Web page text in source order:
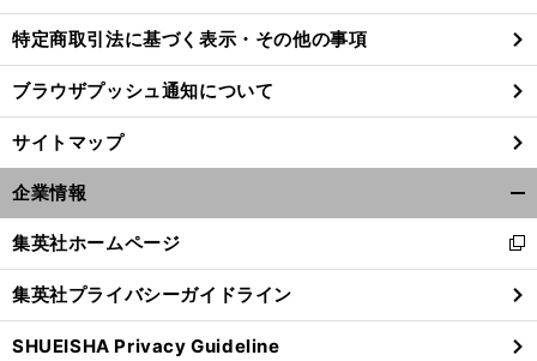
前
特定商取引法に基づく表示・その他の事項
ブラウザプッシュ通知について
サイトマップ
企業情報
閉
る
集英社ホームページ
新
し
い
ウ
ィ
集英社プライバシーガイドライン
SHUEISHA Privacy Guideline